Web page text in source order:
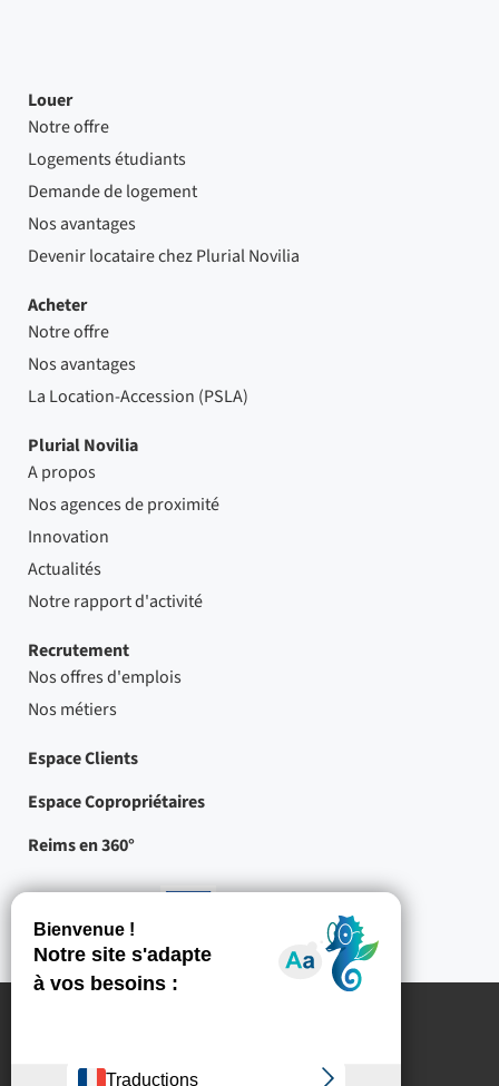
Louer
Notre offre
Logements étudiants
Demande de logement
Nos avantages
Devenir locataire chez Plurial Novilia
Acheter
Notre offre
Nos avantages
La Location-Accession (PSLA)
Plurial Novilia
A propos
Nos agences de proximité
Innovation
Actualités
Notre rapport d'activité
Recrutement
Nos offres d'emplois
Nos métiers
Espace Clients
Espace Copropriétaires
Reims en 360°
cofinancés
par